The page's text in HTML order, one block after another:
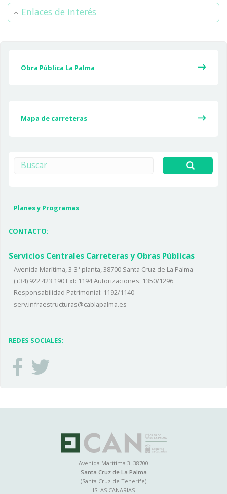
Enlaces de interés
Obra Pública La Palma
Mapa de carreteras
Buscar
Planes y Programas
CONTACTO:
Servicios Centrales Carreteras y Obras Públicas
Avenida Marítima, 3-3ª planta, 38700 Santa Cruz de La Palma
(+34) 922 423 190 Ext: 1194 Autorizaciones: 1350/1296
Responsabilidad Patrimonial: 1192/1140
serv.infraestructuras@cablapalma.es
REDES SOCIALES:
Avenida Marítima 3. 38700
Santa Cruz de La Palma
(Santa Cruz de Tenerife)
ISLAS CANARIAS